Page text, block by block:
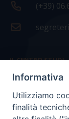
(+39)
IL CENTRO STUDI
La nostra storia
Statuto
Informativa
Utilizziamo
finalità